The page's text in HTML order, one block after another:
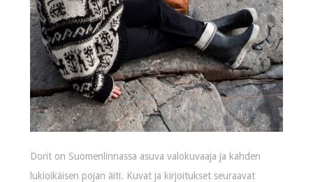
Dorit on Suomenlinnassa asuva valokuvaaja ja kahden
lukioikäisen pojan äiti. Kuvat ja kirjoitukset seuraavat